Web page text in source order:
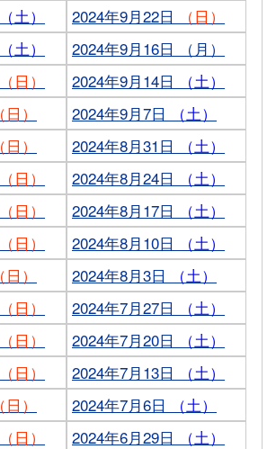
（土） 2024年9月22日
（日）
（土）
2024年9月16日 （月）
（日） 2024年9月14日
（土）
（日） 2024年9月7日
（土）
（日） 2024年8月31日
（土）
（日） 2024年8月24日
（土）
（日） 2024年8月17日
（土）
（日） 2024年8月10日
（土）
（日） 2024年8月3日
（土）
（日） 2024年7月27日
（土）
（日） 2024年7月20日
（土）
（日） 2024年7月13日
（土）
（日） 2024年7月6日
（土）
（日） 2024年6月29日
（土）